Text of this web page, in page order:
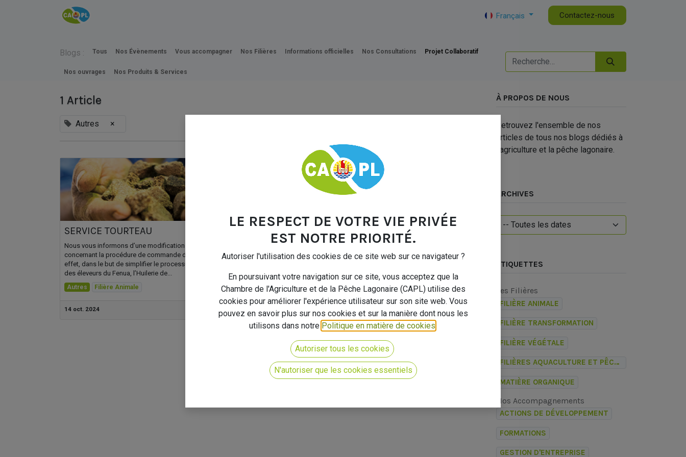
Actualités de la CAPL
Français Contactez-nous
Blogs : Tous Nos Évènements Vous accompagner Nos Filières Informations officielles Nos Consultations Projet Collaboratif
Nos ouvrages Nos Produits & Services
1 Article
Autres ×
SERVICE TOURTEAU
Nous vous informons d’une modification importante
concernant la procédure de commande des tourteaux. En
effet, dans le but de simplifier le processus des commandes
des éleveurs du Fenua, l’Huilerie de...
Autres Filière Animale
14 oct. 2024
À PROPOS DE NOUS
Retrouvez l'ensemble de nos
articles de tous nos blogs dédiés à
l'agriculture et la pêche lagonaire.
ARCHIVES
ÉTIQUETTES
Les Filières
FILIÈRE ANIMALE
FILIÈRE TRANSFORMATION
FILIÈRE VÉGÉTALE
FILIÈRES AQUACULTURE ET PÊCHE LAGONAIRE
MATIÈRE ORGANIQUE
Nos Accompagnements
ACTIONS DE DÉVELOPPEMENT
FORMATIONS
GESTION D'ENTREPRISE
LE RESPECT DE VOTRE VIE PRIVÉE
EST NOTRE PRIORITÉ.
Autoriser l'utilisation des cookies de ce site web sur ce navigateur ?
En poursuivant votre navigation sur ce site, vous acceptez que la
Chambre de l'Agriculture et de la Pêche Lagonaire (CAPL) utilise des
cookies pour améliorer l'expérience utilisateur sur son site web. Vous
pouvez en savoir plus sur nos cookies et sur la manière dont nous les
utilisons dans notre Politique en matière de cookies
Autoriser tous les cookies
N'autoriser que les cookies essentiels